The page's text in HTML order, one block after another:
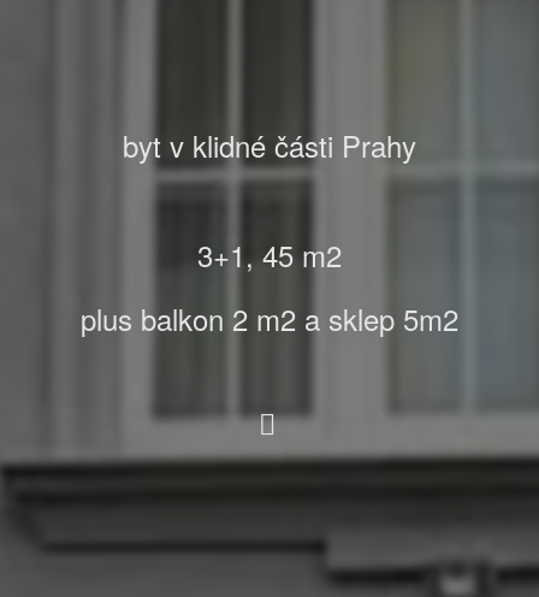
byt v klidné části Prahy
3+1, 45 m2
plus balkon 2 m2 a sklep 5m2